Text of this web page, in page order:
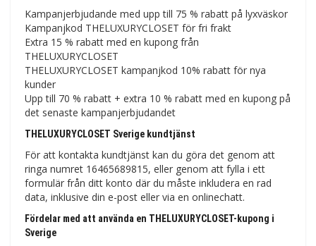
Kampanjerbjudande med upp till 75 % rabatt på lyxväskor
Kampanjkod THELUXURYCLOSET för fri frakt
Extra 15 % rabatt med en kupong från
THELUXURYCLOSET
THELUXURYCLOSET kampanjkod 10% rabatt för nya
kunder
Upp till 70 % rabatt + extra 10 % rabatt med en kupong på
det senaste kampanjerbjudandet
THELUXURYCLOSET Sverige kundtjänst
För att kontakta kundtjänst kan du göra det genom att
ringa numret 16465689815, eller genom att fylla i ett
formulär från ditt konto där du måste inkludera en rad
data, inklusive din e-post eller via en onlinechatt.
Fördelar med att använda en THELUXURYCLOSET-kupong i
Sverige